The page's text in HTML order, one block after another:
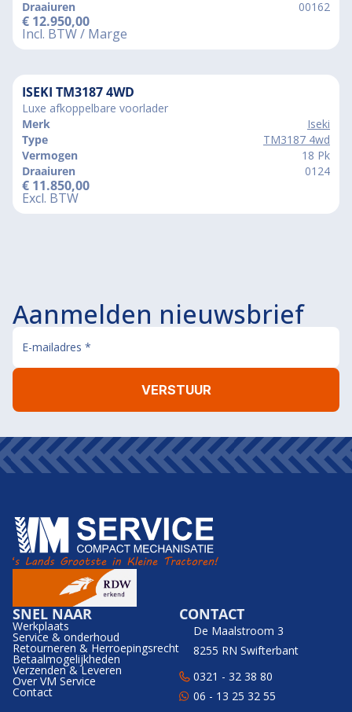
Draaiuren
00162
€ 12.950,00
Incl. BTW / Marge
ISEKI TM3187 4WD
Luxe afkoppelbare voorlader
Merk
Iseki
Type
TM3187 4wd
Vermogen
18 Pk
Draaiuren
0124
€ 11.850,00
Excl. BTW
Aanmelden nieuwsbrief
SNEL NAAR
Werkplaats
Service & onderhoud
Retourneren & Herroepingsrecht
Betaalmogelijkheden
Verzenden & Leveren
Over VM Service
Contact
CONTACT
De Maalstroom 3
8255 RN Swifterbant
0321 - 32 38 80
06 - 13 25 32 55